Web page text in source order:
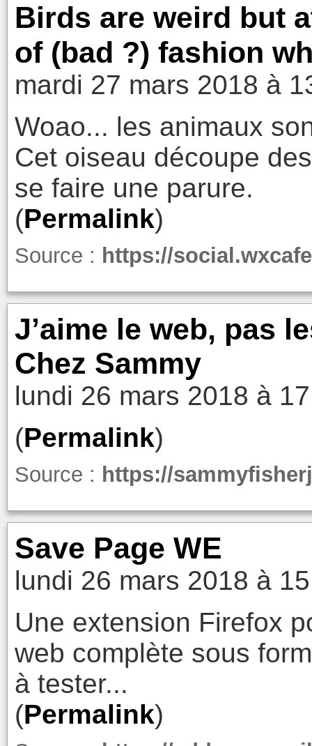
Birds are weird but
of (bad ?) fashion
mardi 27 mars 2018 à
Woao... les animaux
Cet oiseau découpe
se faire une parure.
(Permalink)
Source : https://
J’aime le web, pas
Chez Sammy
lundi 26 mars 2018 à
(Permalink)
Source : https://
Save Page WE
lundi 26 mars 2018 à
Une extension Firefox
web complète sous
à tester...
(Permalink)